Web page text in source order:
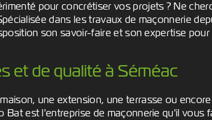
pour concrétiser vos projets ? Ne
dans les travaux de maçonnerie
son savoir-faire et son expertise
et de qualité à Séméac
une extension, une terrasse ou
Bat est l'entreprise de maçonnerie qu'il vous